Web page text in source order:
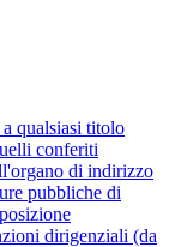
qualsiasi titolo
conferiti
di indirizzo
pubbliche di
dirigenziali (da